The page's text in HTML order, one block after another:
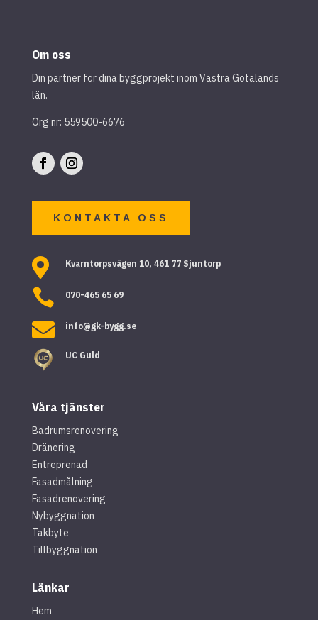
Om oss
Din partner för dina byggprojekt inom Västra Götalands
län.
Org nr: 559500-6676
KONTAKTA OSS
 Kvarntorpsvägen 10, 461 77 Sjuntorp
 070-465 65 69
 info@gk-bygg.se
UC Guld
Våra tjänster
Badrumsrenovering
Dränering
Entreprenad
Fasadmålning
Fasadrenovering
Nybyggnation
Takbyte
Tillbyggnation
Länkar
Hem